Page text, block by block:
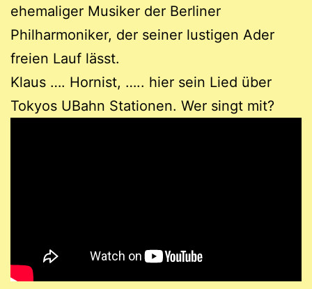
ehemaliger Musiker der Berliner
Philharmoniker, der seiner lustigen Ader
freien Lauf lässt.
Klaus …. Hornist, ….. hier sein Lied über
Tokyos UBahn Stationen. Wer singt mit?